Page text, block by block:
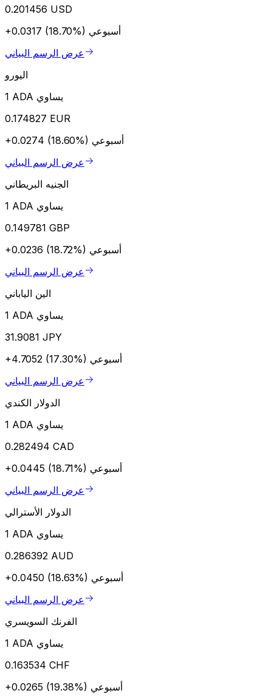
0.201456 USD
+0.0317 (18.70%) أسبوعي
عرض الرسم البياني
اليورو
1 ADA يساوي
0.174827 EUR
+0.0274 (18.60%) أسبوعي
عرض الرسم البياني
الجنيه البريطاني
1 ADA يساوي
0.149781 GBP
+0.0236 (18.72%) أسبوعي
عرض الرسم البياني
الين الياباني
1 ADA يساوي
31.9081 JPY
+4.7052 (17.30%) أسبوعي
عرض الرسم البياني
الدولار الكندي
1 ADA يساوي
0.282494 CAD
+0.0445 (18.71%) أسبوعي
عرض الرسم البياني
الدولار الأسترالي
1 ADA يساوي
0.286392 AUD
+0.0450 (18.63%) أسبوعي
عرض الرسم البياني
الفرنك السويسري
1 ADA يساوي
0.163534 CHF
+0.0265 (19.38%) أسبوعي